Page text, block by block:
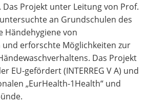
Projekt unter Leitung von Prof.
an Grundschulen des
Händehygiene von
erforschte Möglichkeiten zur
Das Projekt
EU-gefördert (INTERREG V A) und
„EurHealth-1Health“ und